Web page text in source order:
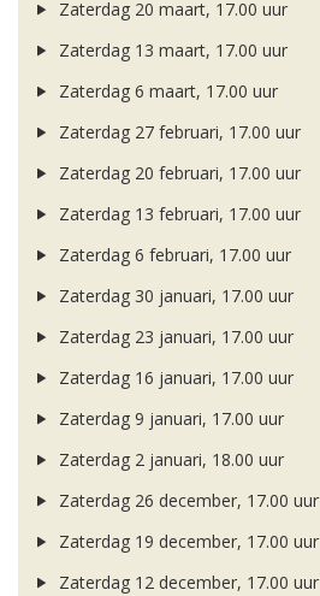
Zaterdag 20 maart, 17.00 uur
Zaterdag 13 maart, 17.00 uur
Zaterdag 6 maart, 17.00 uur
Zaterdag 27 februari, 17.00 uur
Zaterdag 20 februari, 17.00 uur
Zaterdag 13 februari, 17.00 uur
Zaterdag 6 februari, 17.00 uur
Zaterdag 30 januari, 17.00 uur
Zaterdag 23 januari, 17.00 uur
Zaterdag 16 januari, 17.00 uur
Zaterdag 9 januari, 17.00 uur
Zaterdag 2 januari, 18.00 uur
Zaterdag 26 december, 17.00 uur
Zaterdag 19 december, 17.00 uur
Zaterdag 12 december, 17.00 uur